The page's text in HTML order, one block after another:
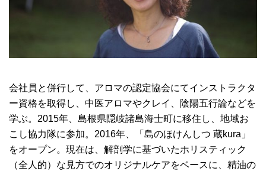
会社員と併行して、アロマの認定協会にてインストラクタ
ー資格を取得し、中医アロマやクレイ、陰陽五行論などを
学ぶ。2015年、島根県隠岐諸島海士町に移住し、地域お
こし協力隊に参加。2016年、「島のほけんしつ 蔵kura」
をオープン。現在は、解剖学に基づいたホリスティック
（全人的）な見方でのオリジナルケアをベースに、精油の